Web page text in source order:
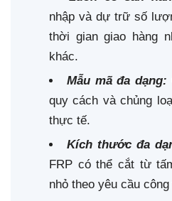
nhập và dự trữ số
thời gian giao hàng
khác.
Mẫu mã đa dạng:
quy cách và chủng
thực tế.
Kích thước đa
FRP có thể cắt từ
nhỏ theo yêu cầu